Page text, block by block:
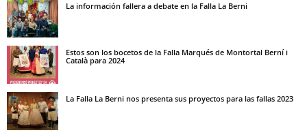
La información fallera a debate en la Falla La Berni
Estos son los bocetos de la Falla Marqués de Montortal Berní i
Català para 2024
La Falla La Berni nos presenta sus proyectos para las fallas 2023